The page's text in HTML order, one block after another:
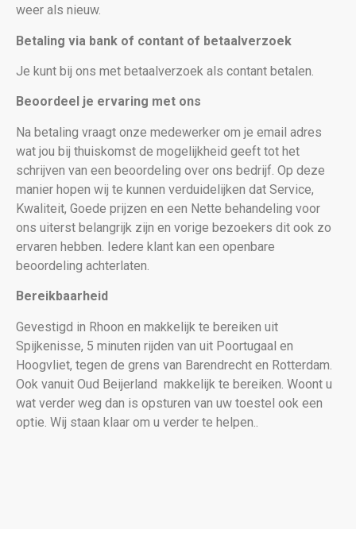
weer als nieuw.
Betaling via bank of contant of betaalverzoek
Je kunt bij ons met betaalverzoek als contant betalen.
Beoordeel je ervaring met ons
Na betaling vraagt onze medewerker om je email adres
wat jou bij thuiskomst de mogelijkheid geeft tot het
schrijven van een beoordeling over ons bedrijf. Op deze
manier hopen wij te kunnen verduidelijken dat Service,
Kwaliteit, Goede prijzen en een Nette behandeling voor
ons uiterst belangrijk zijn en vorige bezoekers dit ook zo
ervaren hebben. Iedere klant kan een openbare
beoordeling achterlaten.
Bereikbaarheid
Gevestigd in Rhoon en makkelijk te bereiken uit
Spijkenisse, 5 minuten rijden van uit Poortugaal en
Hoogvliet, tegen de grens van Barendrecht en Rotterdam.
Ook vanuit Oud Beijerland makkelijk te bereiken. Woont u
wat verder weg dan is opsturen van uw toestel ook een
optie. Wij staan klaar om u verder te helpen..